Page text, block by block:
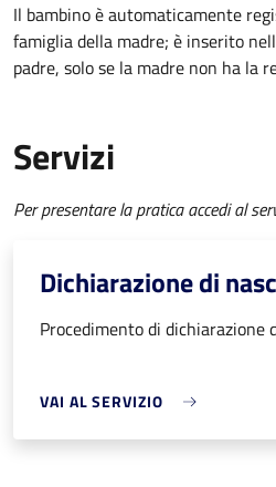
Il bambino è automaticamente
famiglia della madre; è inserito
padre, solo se la madre non ha la
Servizi
Per presentare la pratica accedi al
Dichiarazione di
Procedimento di dichiarazione
VAI AL SERVIZIO